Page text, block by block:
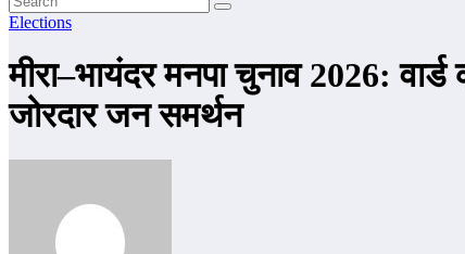
Elections
मीरा–भायंदर मनपा चुनाव 2026:
जोरदार जन समर्थन